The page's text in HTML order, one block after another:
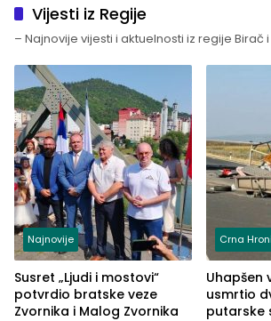
Vijesti iz Regije
– Najnovije vijesti i aktuelnosti iz regije Birač
Najnovije
Susret „Ljudi i mostovi“
potvrdio bratske veze
Zvornika i Malog Zvornika
Crna
Uhapšen
usmrtio
putarske